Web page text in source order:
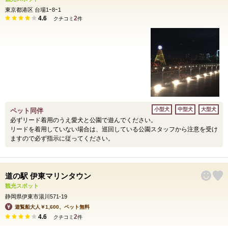
東京都港区 台場1ｰ8ｰ1
4.6 クチコミ 2件
ペット同伴
必ずリード着用のうえ愛犬と公園で遊んでください。
リードを着用していない場合は、巡回している公園スタッフから注意を受け
ますので必ず指示に従ってください。
小型犬 中型犬 大型犬
道の駅 伊東マリンタウン
観光スポット
静岡県伊東市湯川571-19
遊覧船大人￥1,600、ペット無料
4.6 クチコミ 2件